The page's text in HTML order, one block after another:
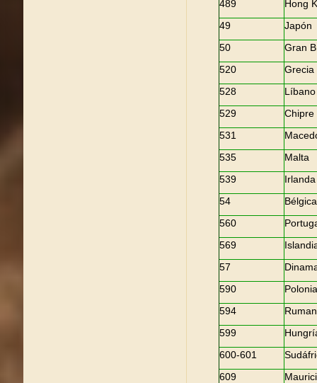
489
Hong
49
Japón
50
Gran
520
Grecia
528
Líbano
529
Chipre
531
535
Malta
539
Irlanda
54
560
569
57
590
Polonia
594
599
600-601
609